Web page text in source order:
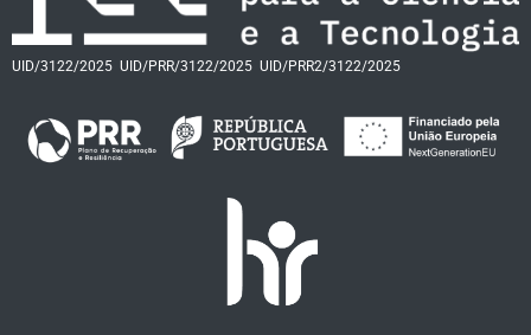
UID/3122/2025 UID/PRR/3122/2025 UID/PRR2/3122/2025